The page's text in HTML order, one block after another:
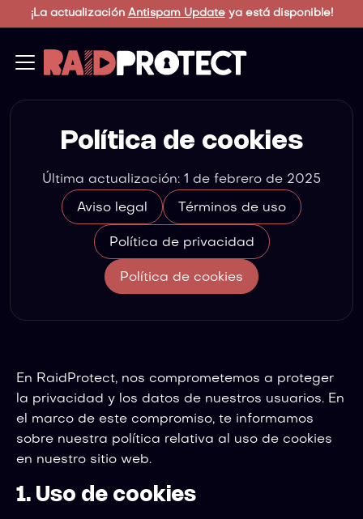
¡La actualización Antispam Updateya está disponible!
Política de cookies
Última actualización: 1 de febrero de 2025
Aviso legal Términos de uso
Política de privacidad
Política de cookies
En RaidProtect, nos comprometemos a proteger
la privacidad y los datos de nuestros usuarios. En
el marco de este compromiso, te informamos
sobre nuestra política relativa al uso de cookies
en nuestro sitio web.
1. Uso de cookies